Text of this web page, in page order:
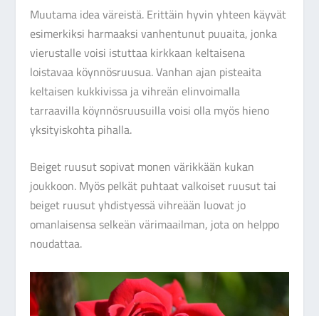
Muutama idea väreistä. Erittäin hyvin yhteen käyvät
esimerkiksi harmaaksi vanhentunut puuaita, jonka
vierustalle voisi istuttaa kirkkaan keltaisena
loistavaa köynnösruusua. Vanhan ajan pisteaita
keltaisen kukkivissa ja vihreän elinvoimalla
tarraavilla köynnösruusuilla voisi olla myös hieno
yksityiskohta pihalla.
Beiget ruusut sopivat monen värikkään kukan
joukkoon. Myös pelkät puhtaat valkoiset ruusut tai
beiget ruusut yhdistyessä vihreään luovat jo
omanlaisensa selkeän värimaailman, jota on helppo
noudattaa.